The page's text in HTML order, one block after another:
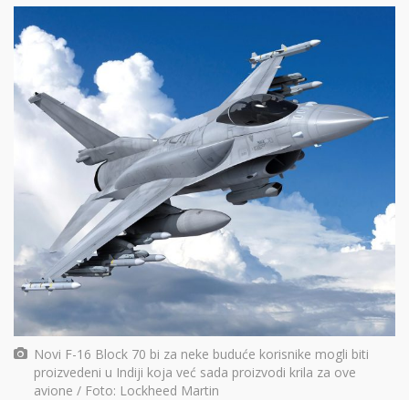
Novi F-16 Block 70 bi za neke buduće korisnike mogli biti
proizvedeni u Indiji koja već sada proizvodi krila za ove
avione / Foto: Lockheed Martin